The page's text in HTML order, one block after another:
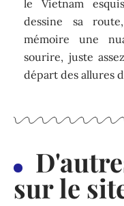
le Vietnam
dessine sa
mémoire une
sourire, juste
départ des allures
sur le